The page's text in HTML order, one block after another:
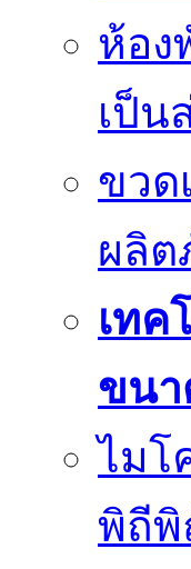
ห้อง
เป็น
ขวด
ผลิ
เทค
ขนา
ไมโ
พิถีพิ